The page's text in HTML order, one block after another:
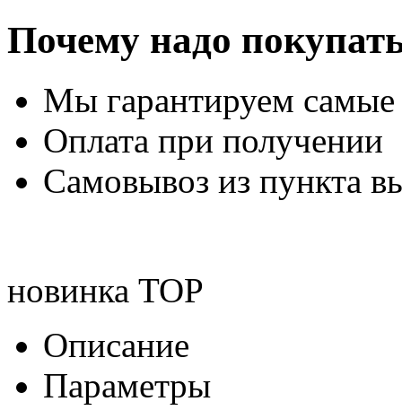
Почему надо
Мы гарантируем
Оплата при получении
Самовывоз из пункта
новинка TOP
Описание
Параметры